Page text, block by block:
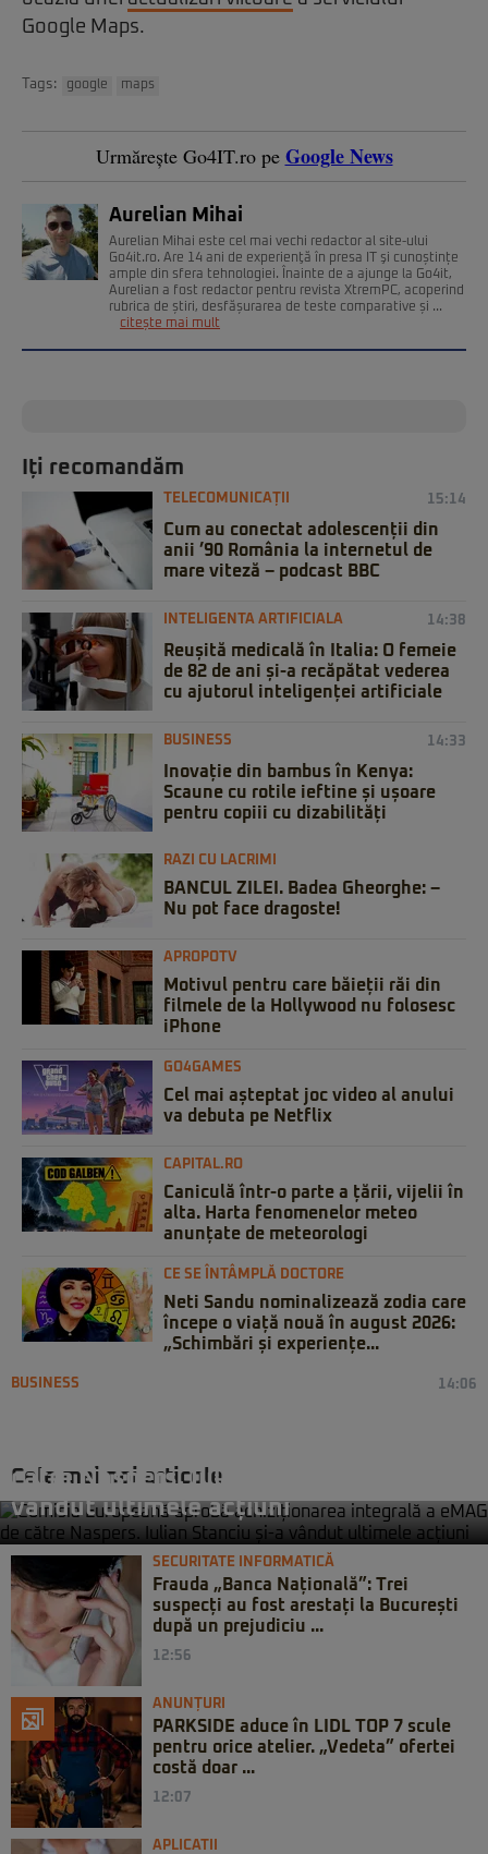
Google Maps.
Tags: google maps
Urmărește Go4IT.ro pe Google News
Aurelian Mihai
Aurelian Mihai este cel mai vechi redactor al site-ului
Go4it.ro. Are 14 ani de experienţă în presa IT şi cunoștințe
ample din sfera tehnologiei. Înainte de a ajunge la Go4it,
Aurelian a fost redactor pentru revista XtremPC, acoperind
rubrica de știri, desfășurarea de teste comparative și ...
citește mai mult
Iți recomandăm
TELECOMUNICAȚII 15:14
Cum au conectat adolescenții din
anii ’90 România la internetul de
mare viteză – podcast BBC
INTELIGENTA ARTIFICIALA 14:38
Reușită medicală în Italia: O femeie
de 82 de ani și-a recăpătat vederea
cu ajutorul inteligenței artificiale
BUSINESS 14:33
Inovație din bambus în Kenya:
Scaune cu rotile ieftine și ușoare
pentru copiii cu dizabilități
RAZI CU LACRIMI
BANCUL ZILEI. Badea Gheorghe: –
Nu pot face dragoste!
APROPOTV
Motivul pentru care băieții răi din
filmele de la Hollywood nu folosesc
iPhone
GO4GAMES
Cel mai așteptat joc video al anului
va debuta pe Netflix
CAPITAL.RO
Caniculă într-o parte a țării, vijelii în
alta. Harta fenomenelor meteo
anunțate de meteorologi
CE SE ÎNTÂMPLĂ DOCTORE
Neti Sandu nominalizează zodia care
începe o viață nouă în august 2026:
„Schimbări și experiențe...
Cele mai noi articole
BUSINESS 14:06
către Naspers. Iulian Stanciu și-a
vândut ultimele acțiuni
SECURITATE INFORMATICĂ
Frauda „Banca Națională”: Trei
suspecți au fost arestați la București
după un prejudiciu ...
12:56
ANUNȚURI
PARKSIDE aduce în LIDL TOP 7 scule
pentru orice atelier. „Vedeta” ofertei
costă doar ...
12:07
APLICATII